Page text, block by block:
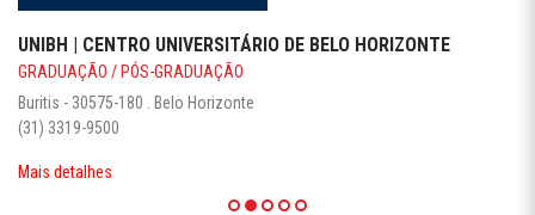
UNIBH | CENTRO UNIVERSITÁRIO DE BELO HORIZONTE
GRADUAÇÃO / PÓS-GRADUAÇÃO
Buritis - 30575-180 . Belo Horizonte
(31) 3319-9500
Mais detalhes